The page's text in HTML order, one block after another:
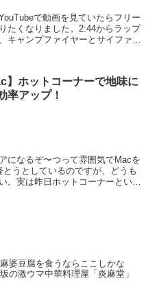
で動画を見ていたらフリー
たくなりました。2:44からラップ
キャンプファイヤーとサイファー
】ホットコーナーで地味に
率アップ！
になるぞ〜つって雰囲気でMacを
うとしているのですが、どうも
。実は昨日ホットコーナーという
婆豆腐を食うならここしかな
の激ウマ中華料理屋「炎麻堂」